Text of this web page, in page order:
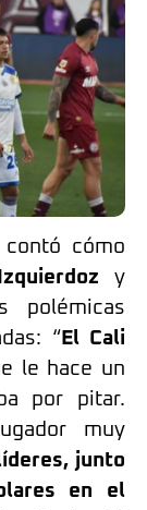
contó cómo
Izquierdoz y
“ El Cali
le hace un
por pitar.
muy
junto
en el